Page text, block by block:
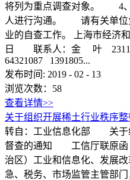
将列为重点调查对象。 4、
人进行沟通。 请有关单位
业的自查工作。 上海市经济
日 联系人：金 叶
64321087 1391805...
发布时间: 2019 - 02 - 13
浏览次数： 58
查看详情>>
关于组织开展稀土行业秩序
转自：工业信息化部 关于
督查的通知 工信厅联原函
治区）工业和信息化、发展
急、税务、市场监管主管部